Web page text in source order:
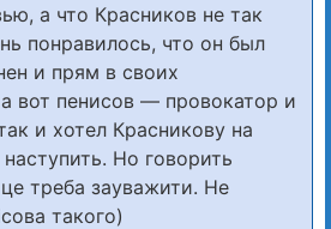
а что Красников не так
понравилось, что он был
и прям в своих
вот пенисов — провокатор и
и хотел Красникову на
Но говорить
треба зауважити. Не
такого)